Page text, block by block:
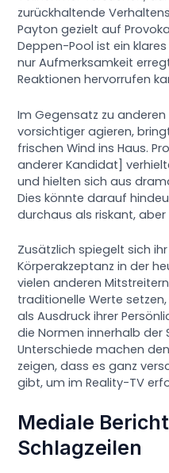
zurückhaltende
Payton gezielt auf
Deppen-Pool ist ein
nur Aufmerksamkeit
Reaktionen hervorrufen
Im Gegensatz zu
vorsichtiger agieren,
frischen Wind ins Haus.
anderer Kandidat]
und hielten sich aus
Dies könnte darauf
durchaus als riskant,
Zusätzlich spiegelt sich
Körperakzeptanz in der
vielen anderen
traditionelle Werte
als Ausdruck ihrer
die Normen innerhalb der
Unterschiede machen
zeigen, dass es ganz
gibt, um im Reality-TV
Mediale
Schlagzeilen